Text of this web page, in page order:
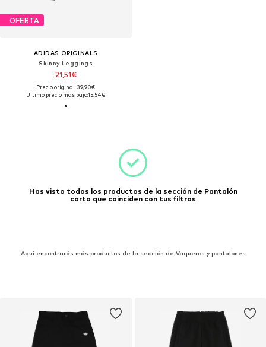
OFERTA
ADIDAS ORIGINALS
Skinny Leggings
21,51€
Precio original: 39,90€
Último precio más bajo:15,54€
Has visto todos los productos de la sección de Pantalón
corto que coinciden con tus filtros
Aquí encontrarás más productos de la sección de Vaqueros y pantalones